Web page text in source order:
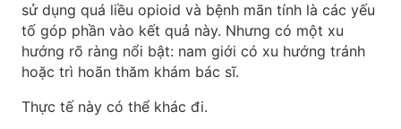
sử dụng quá liều opioid và bệnh mãn tính là các yếu
tố góp phần vào kết quả này. Nhưng có một xu
hướng rõ ràng nổi bật: nam giới có xu hướng tránh
hoặc trì hoãn thăm khám bác sĩ.
Thực tế này có thể khác đi.